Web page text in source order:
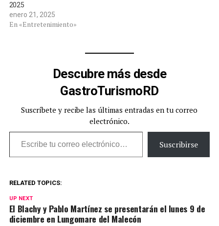
2025
enero 21, 2025
En «Entretenimiento»
Descubre más desde
GastroTurismoRD
Suscríbete y recibe las últimas entradas en tu correo
electrónico.
Escribe tu correo electrónico…
Suscribirse
RELATED TOPICS:
UP NEXT
El Blachy y Pablo Martínez se presentarán el lunes 9 de
diciembre en Lungomare del Malecón